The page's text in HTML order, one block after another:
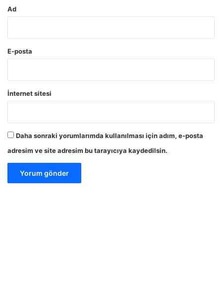
Ad
E-posta
İnternet sitesi
Daha sonraki yorumlarımda kullanılması için adım, e-posta
adresim ve site adresim bu tarayıcıya kaydedilsin.